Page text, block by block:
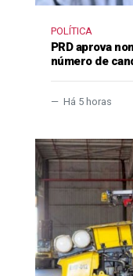
POLÍTICA
PRD aprova
número de
Há 5 horas